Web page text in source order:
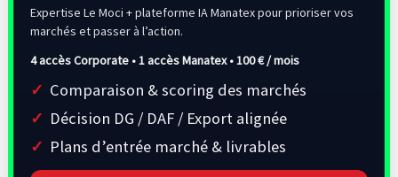
Expertise Le Moci + plateforme IA Manatex pour prioriser vos
marchés et passer à l’action.
4 accès Corporate • 1 accès Manatex •100 € / mois
Comparaison & scoring des marchés
Décision DG / DAF / Export alignée
Plans d’entrée marché & livrables